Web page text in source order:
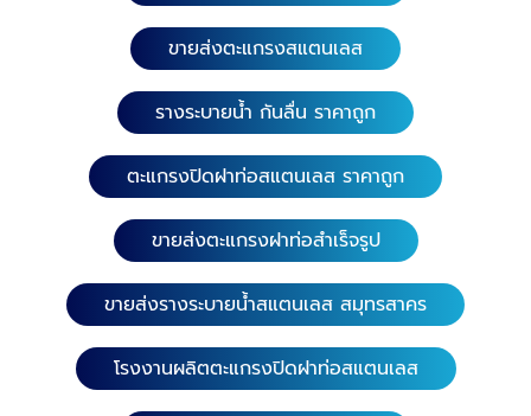
ขายส่งตะแกรงสแตนเลส
รางระบายน้ำ กันลื่น ราคาถูก
ตะแกรงปิดฝาท่อสแตนเลส ราคาถูก
ขายส่งตะแกรงฝาท่อสำเร็จรูป
ขายส่งรางระบายน้ำสแตนเลส สมุทรสาคร
โรงงานผลิตตะแกรงปิดฝาท่อสแตนเลส